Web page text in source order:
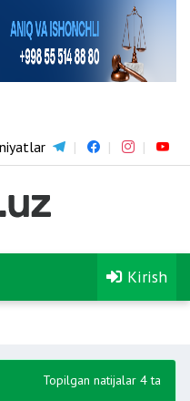
Kirish
Topilgan natijalar 4 ta